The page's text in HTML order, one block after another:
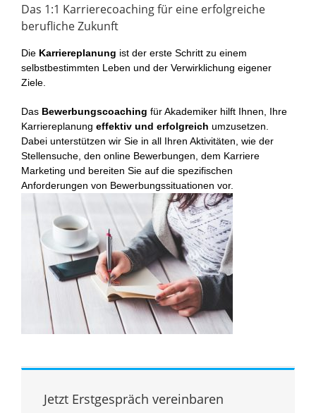
Das 1:1 Karrierecoaching für eine erfolgreiche
berufliche Zukunft
Die Karriereplanung ist der erste Schritt zu einem
selbstbestimmten Leben und der Verwirklichung eigener
Ziele.
Das Bewerbungscoaching für Akademiker hilft Ihnen, Ihre
Karriereplanung effektiv und erfolgreich umzusetzen.
Dabei unterstützen wir Sie in all Ihren Aktivitäten, wie der
Stellensuche, den online Bewerbungen, dem Karriere
Marketing und bereiten Sie auf die spezifischen
Anforderungen von Bewerbungssituationen vor.
Jetzt Erstgespräch vereinbaren